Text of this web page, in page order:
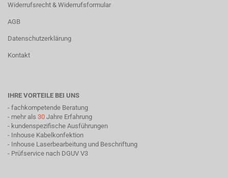
Widerrufsrecht & Widerrufsformular
AGB
Datenschutzerklärung
Kontakt
IHRE VORTEILE BEI UNS
- fachkompetende Beratung
- mehr als 30 Jahre Erfahrung
- kundenspezifische Ausführungen
- Inhouse Kabelkonfektion
- Inhouse Laserbearbeitung und Beschriftung
- Prüfservice nach DGUV V3